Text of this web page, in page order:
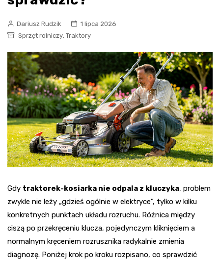
Dariusz Rudzik
1 lipca 2026
Sprzęt rolniczy, Traktory
Gdy traktorek-kosiarka nie odpala z kluczyka, problem
zwykle nie leży „gdzieś ogólnie w elektryce”, tylko w kilku
konkretnych punktach układu rozruchu. Różnica między
ciszą po przekręceniu klucza, pojedynczym kliknięciem a
normalnym kręceniem rozrusznika radykalnie zmienia
diagnozę. Poniżej krok po kroku rozpisano, co sprawdzić